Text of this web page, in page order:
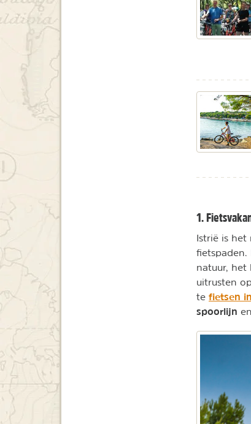
1.
Istrië is het
fietspaden.
natuur, het
uitrusten
te fietsen
spoorlijn